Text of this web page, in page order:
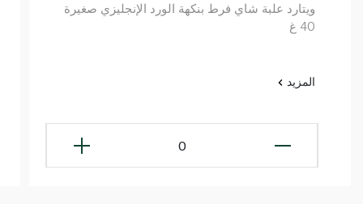
ويتارد علبة شاي فرط بنكهة الورد الإنجليزي صغيرة
40 غ
المزيد
0